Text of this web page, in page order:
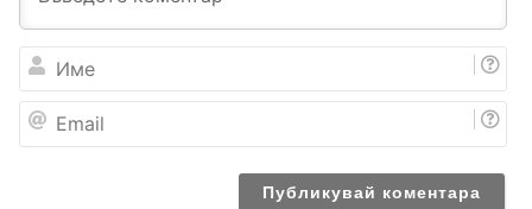
е
a